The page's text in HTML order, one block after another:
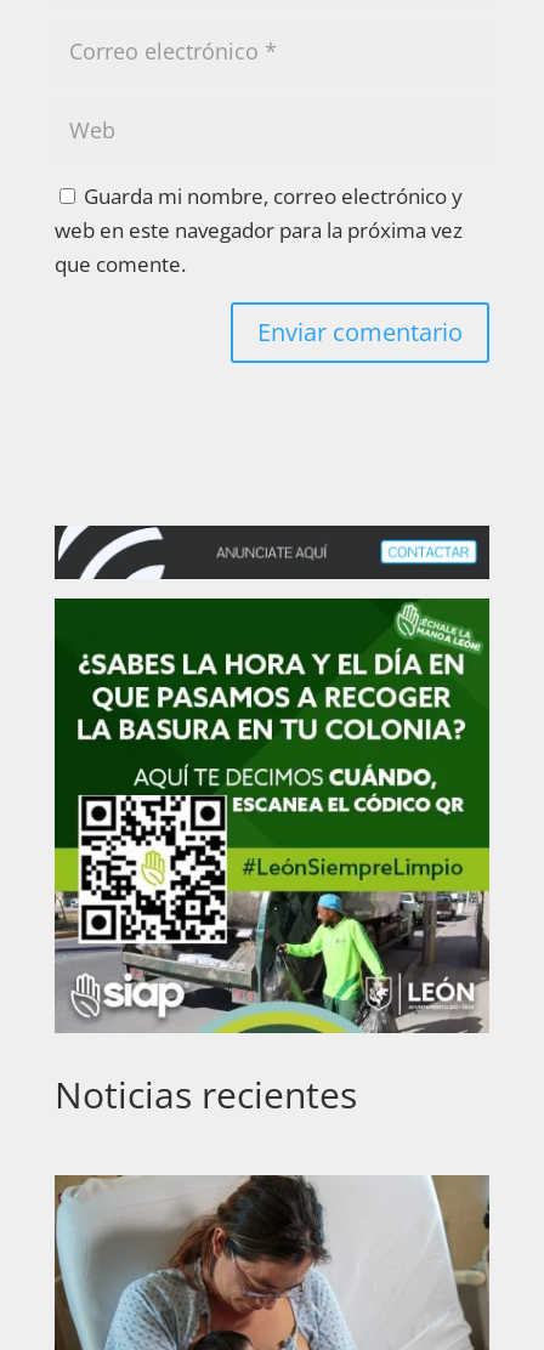
Guarda mi nombre, correo electrónico y
web en este navegador para la próxima vez
que comente.
Noticias recientes